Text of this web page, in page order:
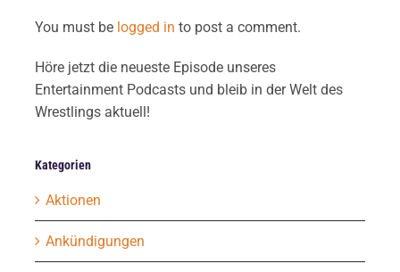
You must be logged in to post a comment.
Höre jetzt die neueste Episode unseres
Entertainment Podcasts und bleib in der Welt des
Wrestlings aktuell!
Kategorien
Aktionen
Ankündigungen